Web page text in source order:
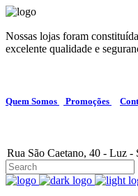
Nossas lojas foram
excelente qualidade e
Quem Somos Promoções
Rua São Caetano, 40 - Luz -